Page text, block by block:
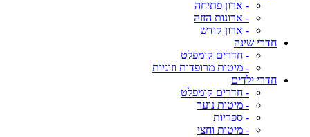
- ארון פתיחה
- ארונות הזזה
- ארון קודש
חדרי שינה
- חדרים קומפלט
- מיטות מרופדות וזוגיות
חדרי ילדים
- חדרים קומפלט
- מיטות נוער
- ספריות
- מיטות וחצי